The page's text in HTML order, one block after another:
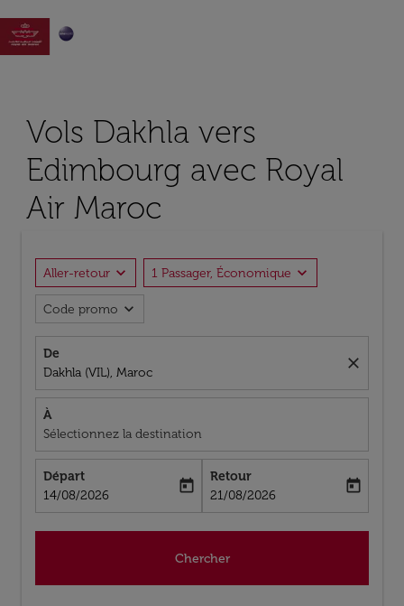

Vols Dakhla vers
Edimbourg avec Royal
Air Maroc
Aller-retour expand_more 1 Passager, Économique expand_more
Code promo expand_more
De
Dakhla (VIL), Maroc
close
À
Sélectionnez la destination
Départ
fc-booking-departure-date-aria-label
14/08/2026
today
Retour
fc-booking-return-date-aria-label
21/08/2026
today
Chercher